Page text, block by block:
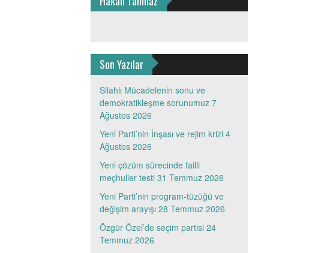
Son Yazılar
Silahlı Mücadelenin sonu ve
demokratikleşme sorunumuz 7
Ağustos 2026
Yeni Parti’nin İnşası ve rejim krizi 4
Ağustos 2026
Yeni çözüm sürecinde failli
meçhuller testi 31 Temmuz 2026
Yeni Parti’nin program-tüzüğü ve
değişim arayışı 28 Temmuz 2026
Özgür Özel’de seçim partisi 24
Temmuz 2026